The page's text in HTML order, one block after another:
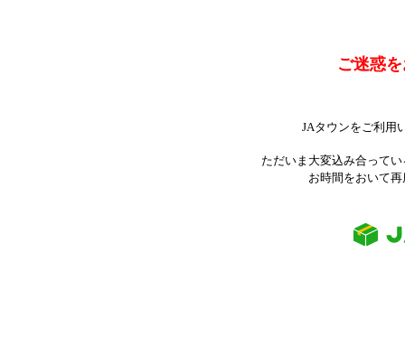
ご迷惑
JAタウンをご利用
ただいま大変込み合って
お時間をおいて